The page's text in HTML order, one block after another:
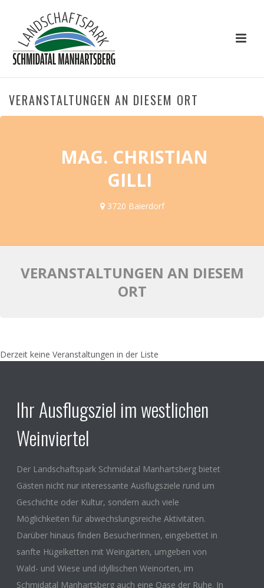
VERANSTALTUNGEN AN DIESEM ORT
MAG. CHRISTIAN
GILLI
3720 Baierdorf
VERANSTALTUNGEN AN DIESEM
ORT
Derzeit keine Veranstaltungen in der Liste
Ihr Ausflugsziel im westlichen
Weinviertel
Der Landschaftspark Schmidatal Manhartsberg bietet
Gästen nicht nur interessante Ausflugsziele rund um
Geschichte oder Kultur, sondern auch viele
Möglichkeiten für abwechslungsreiche Aktivitäten.
Darüber hinaus finden BesucherInnen, eingebettet in
sanfte Hügelketten mit Weingärten, umgeben von
Wald- und Wiese und idyllischen Weinorten, im
Schmidatal Manhartsberg auch eine Oase der Ruhe. In